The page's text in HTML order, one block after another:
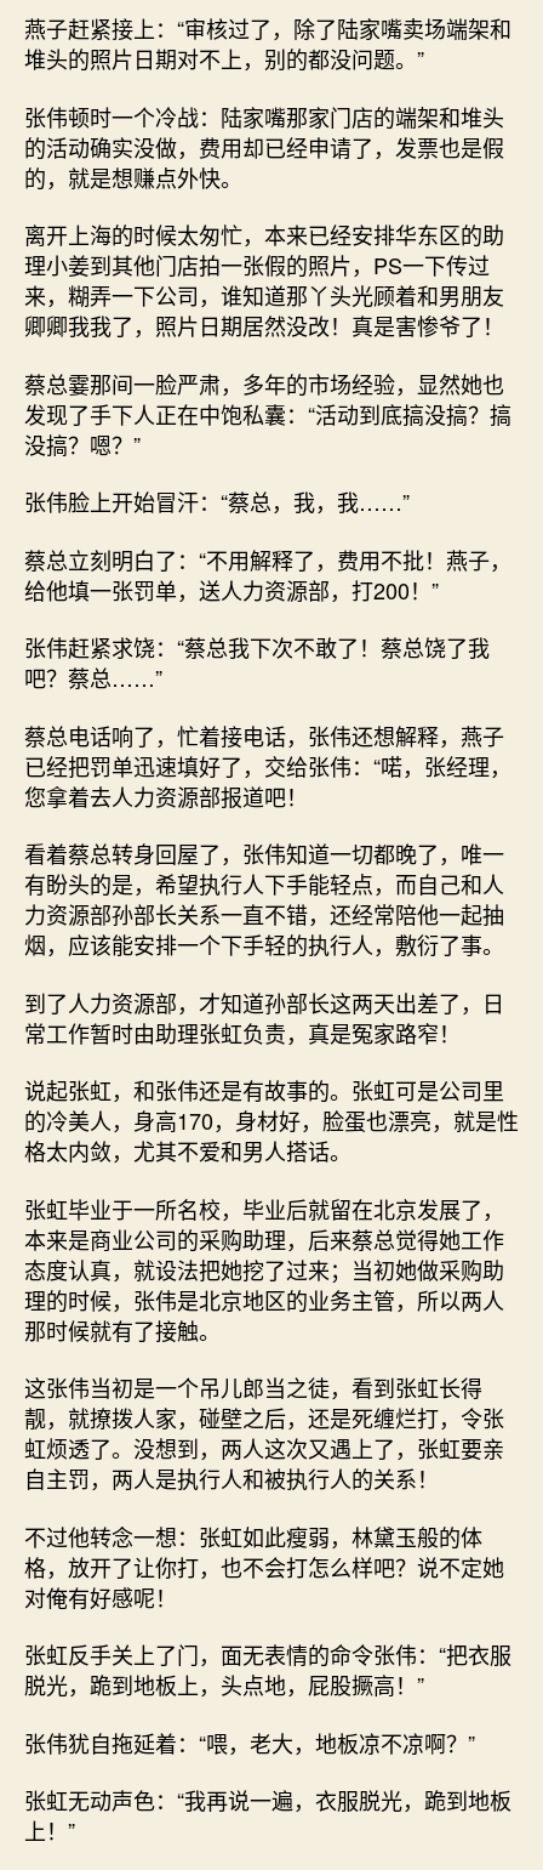
燕子赶紧接上：“审核过了，除了陆家嘴卖场端架和
堆头的照片日期对不上，别的都没问题。”
张伟顿时一个冷战：陆家嘴那家门店的端架和堆头
的活动确实没做，费用却已经申请了，发票也是假
的，就是想赚点外快。
离开上海的时候太匆忙，本来已经安排华东区的助
理小姜到其他门店拍一张假的照片，PS一下传过
来，糊弄一下公司，谁知道那丫头光顾着和男朋友
卿卿我我了，照片日期居然没改！真是害惨爷了！
蔡总霎那间一脸严肃，多年的市场经验，显然她也
发现了手下人正在中饱私囊：“活动到底搞没搞？搞
没搞？嗯？”
张伟脸上开始冒汗：“蔡总，我，我……”
蔡总立刻明白了：“不用解释了，费用不批！燕子，
给他填一张罚单，送人力资源部，打200！”
张伟赶紧求饶：“蔡总我下次不敢了！蔡总饶了我
吧？蔡总……”
蔡总电话响了，忙着接电话，张伟还想解释，燕子
已经把罚单迅速填好了，交给张伟：“喏，张经理，
您拿着去人力资源部报道吧！
看着蔡总转身回屋了，张伟知道一切都晚了，唯一
有盼头的是，希望执行人下手能轻点，而自己和人
力资源部孙部长关系一直不错，还经常陪他一起抽
烟，应该能安排一个下手轻的执行人，敷衍了事。
到了人力资源部，才知道孙部长这两天出差了，日
常工作暂时由助理张虹负责，真是冤家路窄！
说起张虹，和张伟还是有故事的。张虹可是公司里
的冷美人，身高170，身材好，脸蛋也漂亮，就是性
格太内敛，尤其不爱和男人搭话。
张虹毕业于一所名校，毕业后就留在北京发展了，
本来是商业公司的采购助理，后来蔡总觉得她工作
态度认真，就设法把她挖了过来；当初她做采购助
理的时候，张伟是北京地区的业务主管，所以两人
那时候就有了接触。
这张伟当初是一个吊儿郎当之徒，看到张虹长得
靓，就撩拨人家，碰壁之后，还是死缠烂打，令张
虹烦透了。没想到，两人这次又遇上了，张虹要亲
自主罚，两人是执行人和被执行人的关系！
不过他转念一想：张虹如此瘦弱，林黛玉般的体
格，放开了让你打，也不会打怎么样吧？说不定她
对俺有好感呢！
张虹反手关上了门，面无表情的命令张伟：“把衣服
脱光，跪到地板上，头点地，屁股撅高！”
张伟犹自拖延着：“喂，老大，地板凉不凉啊？”
张虹无动声色：“我再说一遍，衣服脱光，跪到地板
上！”